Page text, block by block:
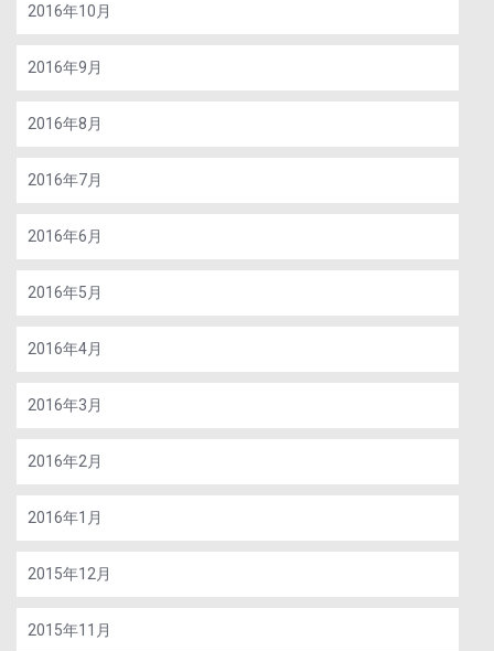
2016年10月
2016年9月
2016年8月
2016年7月
2016年6月
2016年5月
2016年4月
2016年3月
2016年2月
2016年1月
2015年12月
2015年11月